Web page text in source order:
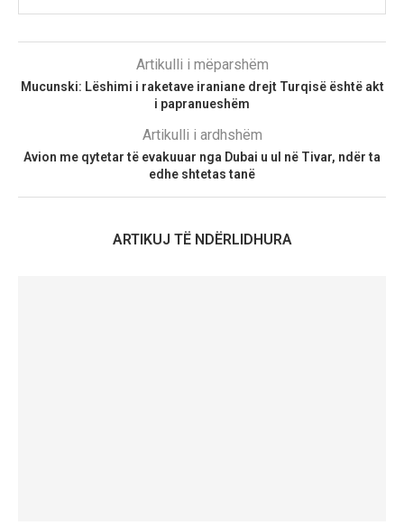
Artikulli i mëparshëm
Mucunski: Lëshimi i raketave iraniane drejt Turqisë është akt
i papranueshëm
Artikulli i ardhshëm
Avion me qytetar të evakuuar nga Dubai u ul në Tivar, ndër ta
edhe shtetas tanë
ARTIKUJ TË NDËRLIDHURA